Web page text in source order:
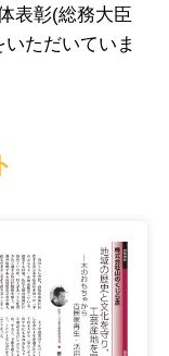
表彰(総務大臣
ただいていま